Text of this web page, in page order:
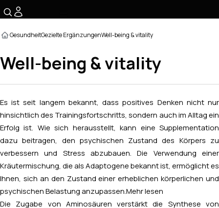
GesundheitGezielte ErgänzungenWell-being & vitality
Well-being & vitality
Es ist seit langem bekannt, dass positives Denken nicht nur
hinsichtlich des Trainingsfortschritts, sondern auch im Alltag ein
Erfolg ist. Wie sich herausstellt, kann eine Supplementation
dazu beitragen, den psychischen Zustand des Körpers zu
verbessern und Stress abzubauen. Die Verwendung einer
Kräutermischung, die als Adaptogene bekannt ist, ermöglicht es
Ihnen, sich an den Zustand einer erheblichen körperlichen und
psychischen Belastung anzupassen. Mehr lesen
Die Zugabe von Aminosäuren verstärkt die Synthese von